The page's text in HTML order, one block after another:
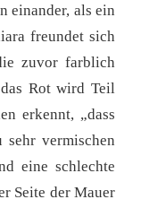
einander, als ein
freundet sich
zuvor farblich
Rot wird Teil
erkennt, „dass
vermischen
eine schlechte
Seite der Mauer